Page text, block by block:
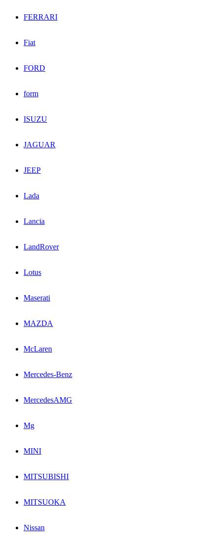
FERRARI
Fiat
FORD
form
ISUZU
JAGUAR
JEEP
Lada
Lancia
LandRover
Lotus
Maserati
MAZDA
McLaren
Mercedes-Benz
MercedesAMG
Mg
MINI
MITSUBISHI
MITSUOKA
Nissan